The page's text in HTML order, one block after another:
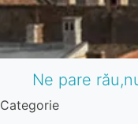
Ne pare
Categorie